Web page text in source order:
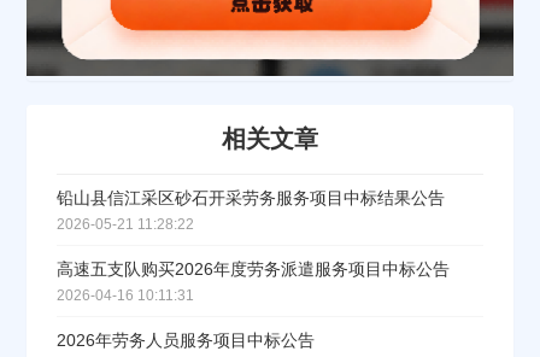
相关文章
铅山县信江采区砂石开采劳务服务项目中标结果公告
2026-05-21 11:28:22
高速五支队购买2026年度劳务派遣服务项目中标公告
2026-04-16 10:11:31
2026年劳务人员服务项目中标公告
填写联系电话后会有服务中心的工作人员给您致电！
立即入驻